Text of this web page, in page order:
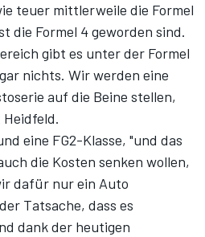
teuer mittlerweile die Formel
die Formel 4 geworden sind.
gibt es unter der Formel
nichts. Wir werden eine
auf die Beine stellen,
eine FG2-Klasse, "und das
die Kosten senken wollen,
dafür nur ein Auto
Tatsache, dass es
dank der heutigen